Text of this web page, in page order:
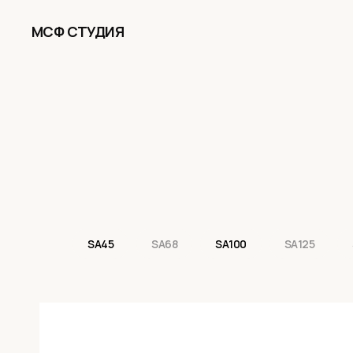
МСФ СТУДИЯ
SA45 SA68 SA100 SA125